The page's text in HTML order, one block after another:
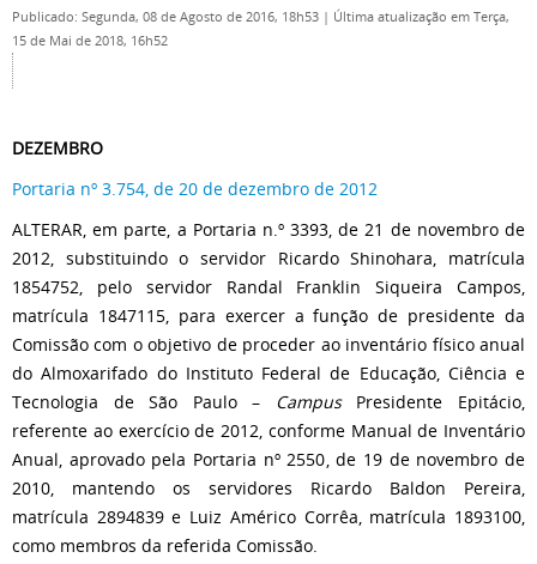
Publicado: Segunda, 08 de Agosto de 2016, 18h53 | Última atualização em Terça,
15 de Mai de 2018, 16h52
DEZEMBRO
Portaria nº 3.754, de 20 de dezembro de 2012
ALTERAR, em parte, a Portaria n.º 3393, de 21 de novembro de
2012, substituindo o servidor Ricardo Shinohara, matrícula
1854752, pelo servidor Randal Franklin Siqueira Campos,
matrícula 1847115, para exercer a função de presidente da
Comissão com o objetivo de proceder ao inventário físico anual
do Almoxarifado do Instituto Federal de Educação, Ciência e
Tecnologia de São Paulo – Campus Presidente Epitácio,
referente ao exercício de 2012, conforme Manual de Inventário
Anual, aprovado pela Portaria nº 2550, de 19 de novembro de
2010, mantendo os servidores Ricardo Baldon Pereira,
matrícula 2894839 e Luiz Américo Corrêa, matrícula 1893100,
como membros da referida Comissão.